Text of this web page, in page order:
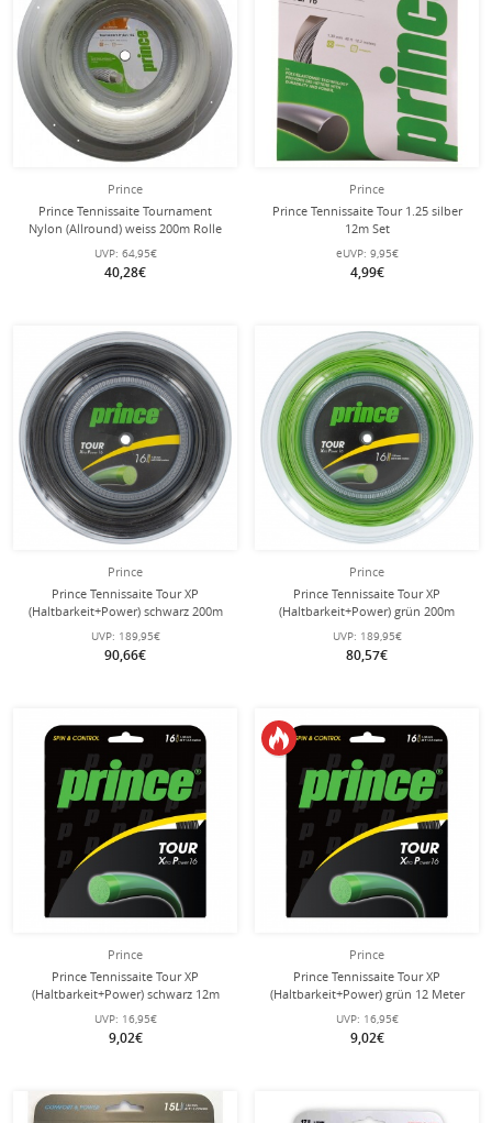
Prince
Prince Tennissaite Tournament
Nylon (Allround) weiss 200m Rolle
UVP: 64,95€
40,28€
Prince
Prince Tennissaite Tour 1.25 silber
12m Set
eUVP: 9,95€
4,99€
Prince
Prince Tennissaite Tour XP
(Haltbarkeit+Power) schwarz 200m
Rolle
UVP: 189,95€
90,66€
Prince
Prince Tennissaite Tour XP
(Haltbarkeit+Power) grün 200m
Rolle
UVP: 189,95€
80,57€
Prince
Prince Tennissaite Tour XP
(Haltbarkeit+Power) schwarz 12m
Set
UVP: 16,95€
9,02€
Prince
Prince Tennissaite Tour XP
(Haltbarkeit+Power) grün 12 Meter
Set
UVP: 16,95€
9,02€